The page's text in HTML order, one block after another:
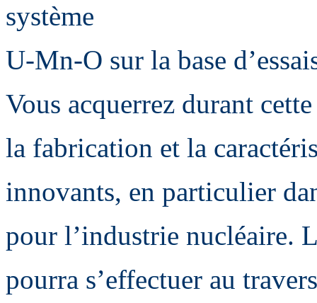
système
U-Mn-O sur la base
Vous acquerrez durant
la fabrication et la
innovants, en particulier
pour l’industrie nucléaire.
pourra s’effectuer au